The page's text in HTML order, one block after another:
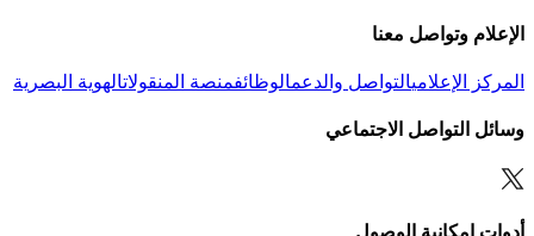
الإعلام وتواصل معنا
المركز الإعلاميالتواصل والدعمالوظائفمنصة المنقولاتالهوية البصرية
وسائل التواصل الاجتماعي
أدوات إمكانية الوصول